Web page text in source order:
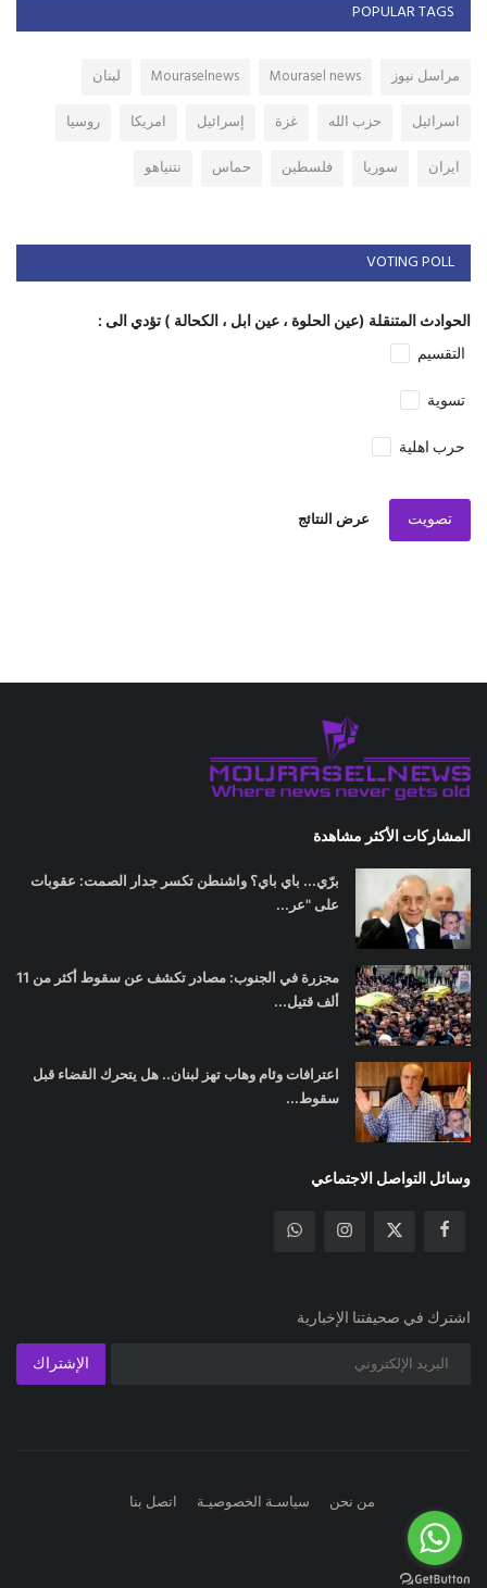
POPULAR TAGS
مراسل نيوز Mourasel news
Mouraselnews
لبنان
اسرائيل
حزب الله غزة إسرائيل امريكا
روسيا
ايران
سوريا فلسطين حماس نتنياهو
VOTING POLL
الحوادث المتنقلة (عين الحلوة ، عين ابل ، الكحالة ) تؤدي الى :
التقسيم
تسوية
حرب اهلية
تصويت عرض النتائج
المشاركات الأكثر مشاهدة
برّي... باي باي؟ واشنطن تكسر جدار الصمت: عقوبات
على "عر...
مجزرة في الجنوب: مصادر تكشف عن سقوط أكثر من 11
ألف قتيل...
اعترافات وئام وهاب تهز لبنان.. هل يتحرك القضاء قبل
سقوط...
وسائل التواصل الاجتماعي
اشترك في صحيفتنا الإخبارية
الإشتراك
من نحن سياسـة الخصوصيـة اتصل بنا